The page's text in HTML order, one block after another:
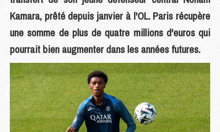
Kamara, prêté depuis janvier à l'OL. Paris récupère
une somme de plus de quatre millions d'euros qui
pourrait bien augmenter dans les années futures.